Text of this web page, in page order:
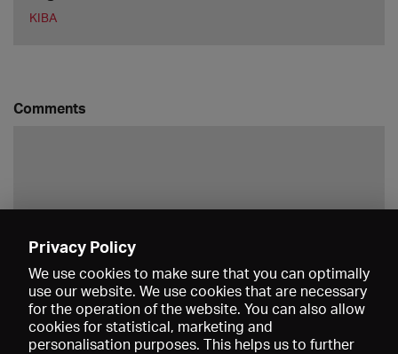
KIBA
Comments
Privacy Policy
We use cookies to make sure that you can optimally
use our website. We use cookies that are necessary
for the operation of the website. You can also allow
cookies for statistical, marketing and
personalisation purposes. This helps us to further